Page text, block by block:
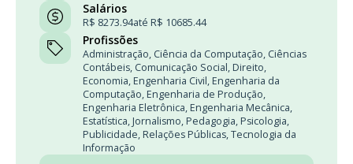
Salários
R$ 8273.94até R$ 10685.44
Profissões
Administração, Ciência da Computação, Ciências
Contábeis, Comunicação Social, Direito,
Economia, Engenharia Civil, Engenharia da
Computação, Engenharia de Produção,
Engenharia Eletrônica, Engenharia Mecânica,
Estatística, Jornalismo, Pedagogia, Psicologia,
Publicidade, Relações Públicas,Tecnologia da
Informação